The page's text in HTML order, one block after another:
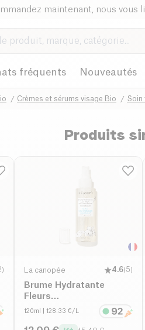
maintenant, nous vous
fréquents Nouveautés
Crèmes et sérums visage Bio Soin
Produits
) La canopée 4.6(5)
Brume Hydratante
Fleurs
Méditérranéennes
120ml | 128.33 €/L